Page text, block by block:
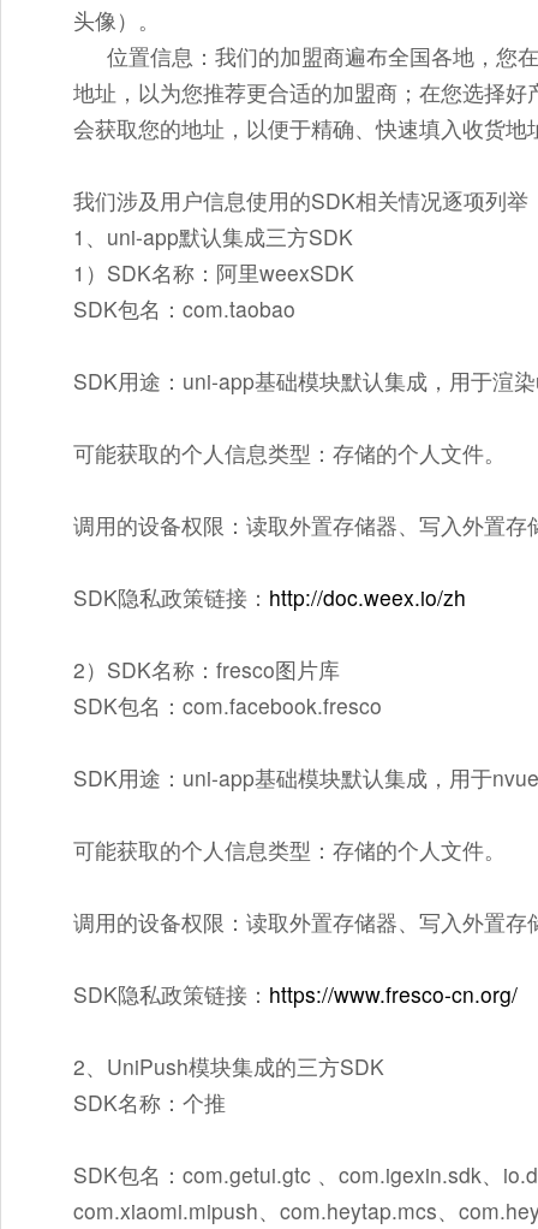
头像）。
位置信息： 我们的加盟商遍布全国各地，您
地址，以为您推荐更合适的加盟商；在您选择
会获取您的地址，以便于精确、快速填入收货地
我们涉及用户信息使用的SDK相关情况逐项列举
1、uni-app默认集成三方SDK
1）SDK名称：阿里weexSDK
SDK包名：com.taobao
SDK用途：uni-app基础模块默认集成，用于渲
可能获取的个人信息类型：存储的个人文件。
调用的设备权限：读取外置存储器、写入外置存
SDK隐私政策链接： http://doc.weex.io/zh
2）SDK名称：fresco图片库
SDK包名：com.facebook.fresco
SDK用途：uni-app基础模块默认集成，用于
可能获取的个人信息类型：存储的个人文件。
调用的设备权限：读取外置存储器、写入外置存
SDK隐私政策链接： https://www.fresco-cn.org/
2、UniPush模块集成的三方SDK
SDK名称：个推
SDK包名：com.getui.gtc 、com.igexin.sdk、
com.xiaomi.mipush、com.heytap.mcs、